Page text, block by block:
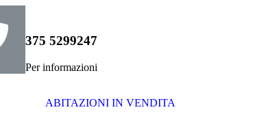
375 5299247
Per informazioni
ABITAZIONI IN VENDITA